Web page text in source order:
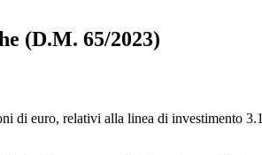
(D.M. 65/2023)
di euro, relativi alla linea di investimento